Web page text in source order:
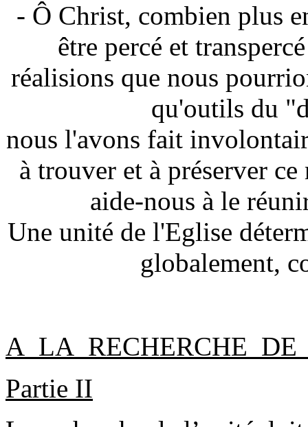
- Ô Christ, combien plus
être percé et
réalisions que nous
qu'outils du
nous l'avons fait
à trouver et à préserver
aide-nous à le
Une unité de l'Eglise
globalement,
A LA RECHERCHE DE
Partie II